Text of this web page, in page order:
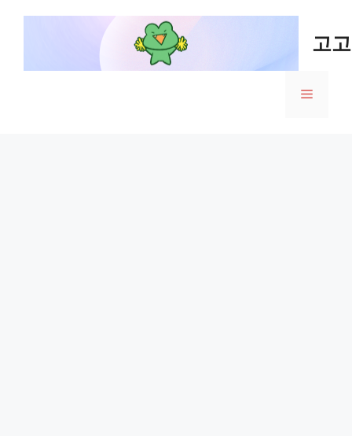
고
Menu